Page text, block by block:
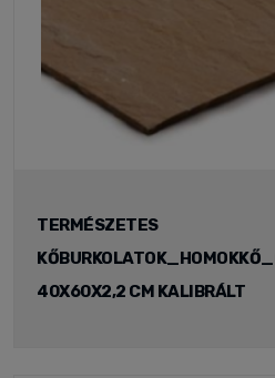
TERMÉSZETES
40X60X2,2 CM KALIBRÁLT